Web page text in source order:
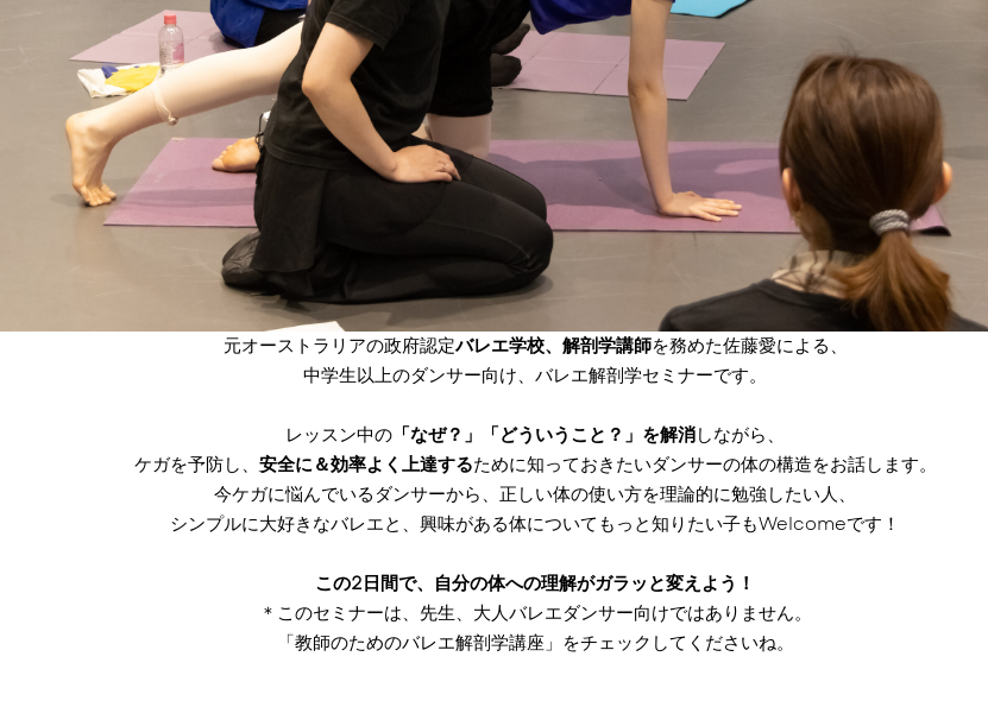
元オーストラリアの政府認定バレエ学校、解剖学講師を務めた佐藤愛による、
中学生以上のダンサー向け、バレエ解剖学セミナーです。
レッスン中の 「なぜ？」「どういうこと？」を解消しながら、
ケガを予防し、安全に＆効率よく上達するために知っておきたいダンサーの体の構造をお話します。
今ケガに悩んでいるダンサーから、正しい体の使い方を理論的に勉強したい人、
シンプルに大好きなバレエと、興味がある体についてもっと知りたい子もWelcomeです！
この2日間で、自分の体への理解がガラッと変えよう！
＊このセミナーは、先生、大人バレエダンサー向けではありません。
「教師のためのバレエ解剖学講座」をチェックしてくださいね。